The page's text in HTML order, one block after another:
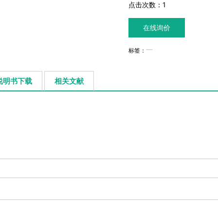
点击次数： 1
在线询价
标签：
明书下载 相关文献